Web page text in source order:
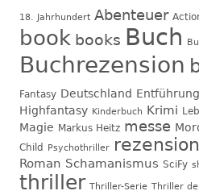
18. Jahrhundert Abenteuer
book books Buch
Buchrezension
Fantasy Deutschland Entführung
Highfantasy Kinderbuch Krimi
Magie Markus Heitz messe
Child Psychothriller rezension
Roman Schamanismus SciFy
thriller Thriller-Serie Thriller